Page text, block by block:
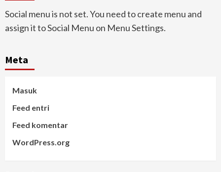
Social menu is not set. You need to create menu and
assign it to Social Menu on Menu Settings.
Meta
Masuk
Feed entri
Feed komentar
WordPress.org